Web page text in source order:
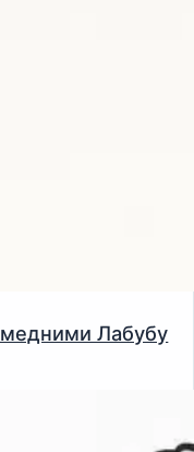
Лабубу